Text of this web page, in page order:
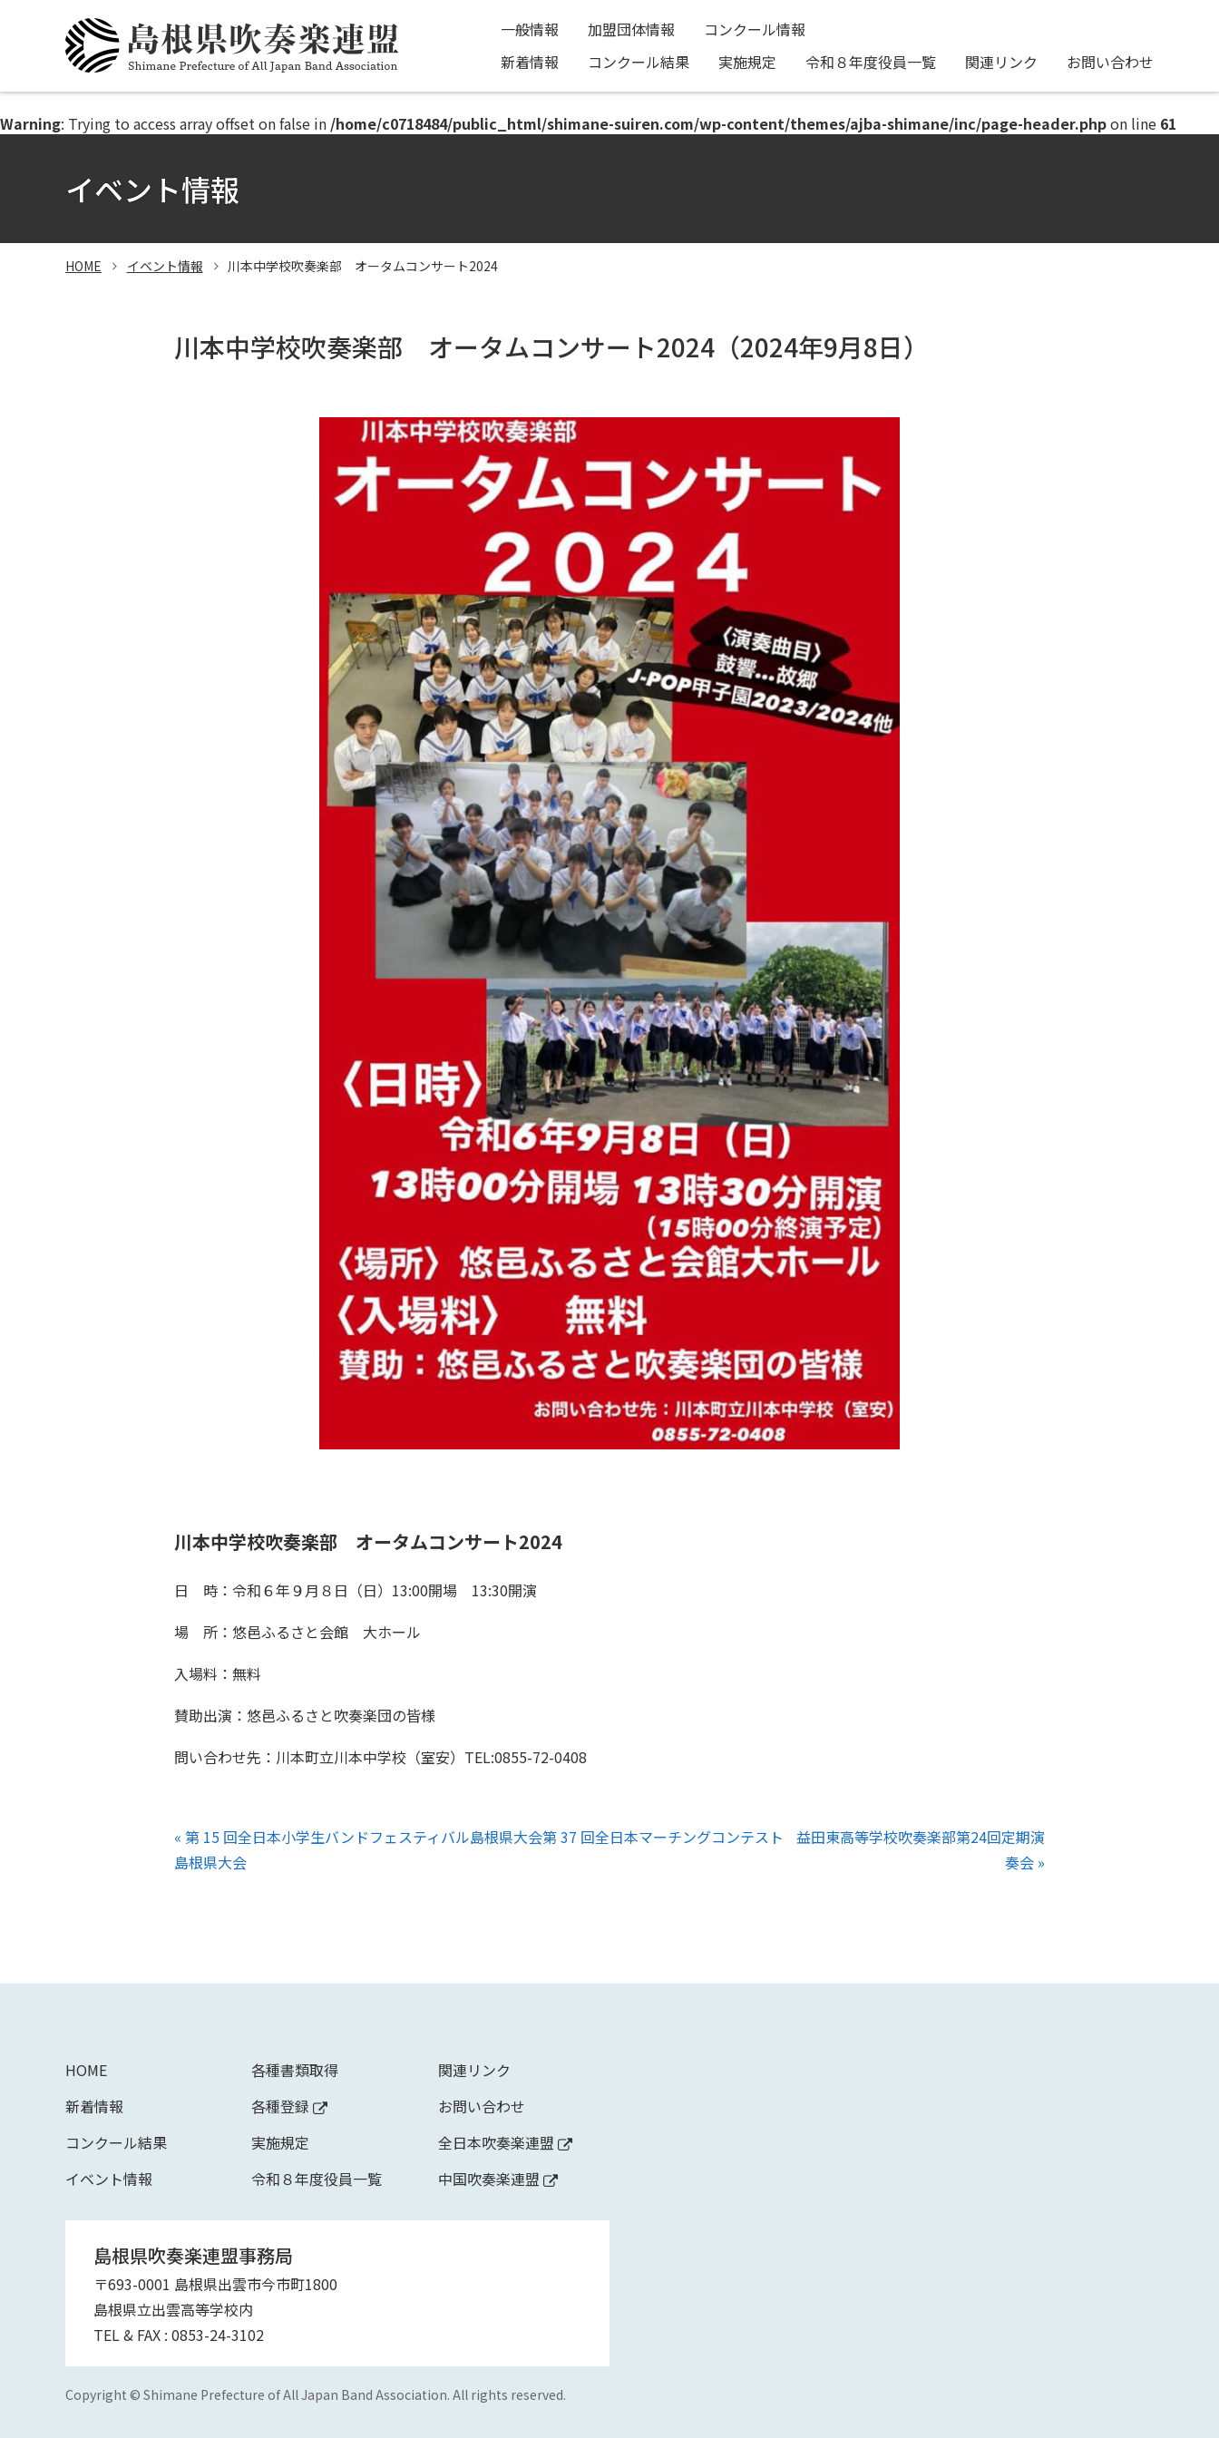
このページの本文へ
一般情報 加盟団体情報
コンクール情報
新着情報
コンクール結果 実施規定 令和８年度役員一覧 関連リンク お問い合わせ
Warning: Trying to access array offset on false in /home/c0718484/public_html/shimane-suiren.com/wp-content/themes/ajba-shimane/inc/page-header.phpon line 61
イベント情報
HOME イベント情報 川本中学校吹奏楽部 オータムコンサート2024
川本中学校吹奏楽部 オータムコンサート2024（2024年9月8日）
川本中学校吹奏楽部 オータムコンサート2024
日 時：令和６年９月８日（日）13:00開場 13:30開演
場 所：悠邑ふるさと会館 大ホール
入場料：無料
賛助出演：悠邑ふるさと吹奏楽団の皆様
問い合わせ先：川本町立川本中学校（室安）TEL:0855-72-0408
前
の
第 15 回全日本小学生バンドフェスティバル島根県大会第 37 回全日本マーチングコンテスト
島根県大会
次
益田東高等学校吹奏楽部第24回定期演
奏会
HOME
新着情報
コンクール結果
イベント情報
各種書類取得
各種登録
実施規定
令和８年度役員一覧
関連リンク
お問い合わせ
全日本吹奏楽連盟
中国吹奏楽連盟
島根県吹奏楽連盟事務局
〒693-0001 島根県出雲市今市町1800
島根県立出雲高等学校内
TEL & FAX : 0853-24-3102
Copyright © Shimane Prefecture of All Japan Band Association. All rights reserved.